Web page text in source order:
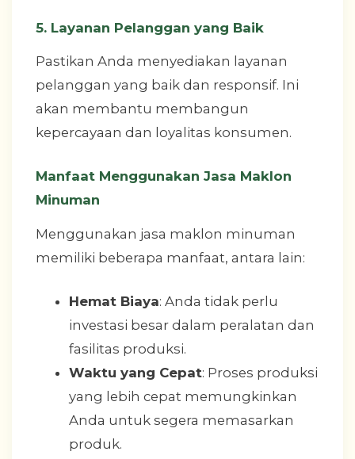
5. Layanan Pelanggan yang Baik
Pastikan Anda menyediakan layanan
pelanggan yang baik dan responsif. Ini
akan membantu membangun
kepercayaan dan loyalitas konsumen.
Manfaat Menggunakan Jasa Maklon
Minuman
Menggunakan jasa maklon minuman
memiliki beberapa manfaat, antara lain:
Hemat Biaya: Anda tidak perlu
investasi besar dalam peralatan dan
fasilitas produksi.
Waktu yang Cepat: Proses produksi
yang lebih cepat memungkinkan
Anda untuk segera memasarkan
produk.